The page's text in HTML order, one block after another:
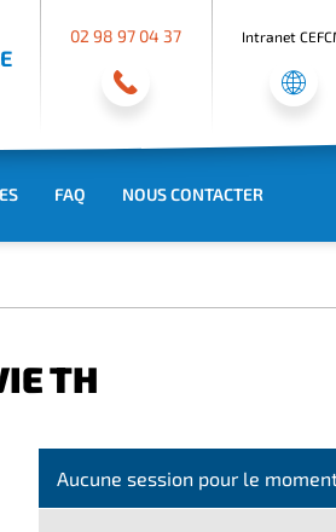
02 98 97 04 37 Intranet
FAQ NOUS CONTACTER
TH
Aucune session pour le